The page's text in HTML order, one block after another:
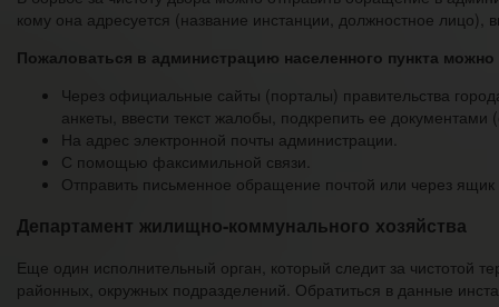
кому она адресуется (название инстанции, должностное
Пожаловаться в администрацию населенного пункта
Через официальные сайты (порталы) правительства
анкеты, ввести текст жалобы, подкрепить ее
На адрес электронной почты администрации.
С помощью факсимильной связи.
Отправить письменное обращение почтой или через
Департамент жилищно-коммунального хозяйства
Еще один исполнительный орган, который следит за чистотой
районных, окружных подразделений. Обратиться в данные